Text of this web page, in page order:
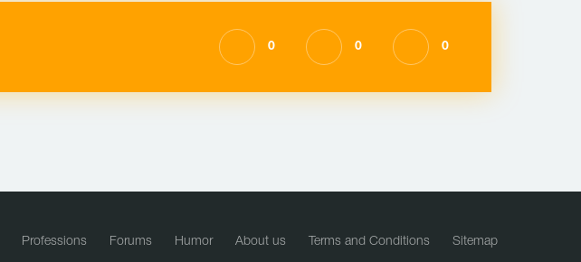
0 0 0
Professions Forums Humor About us Terms and Conditions Sitemap